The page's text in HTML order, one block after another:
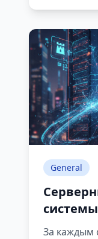
хранятся
ForRange
однако
такой
жизнь в
когда-либо.
General
За каждым